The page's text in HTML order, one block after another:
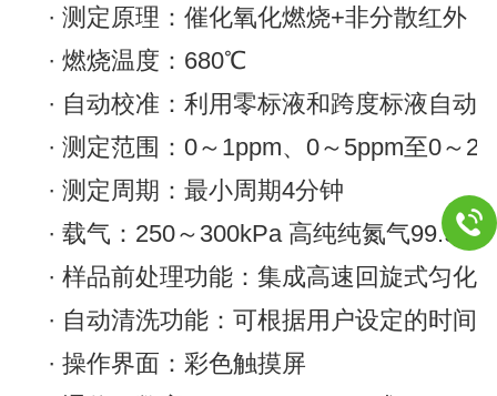
· 测定原理：催化氧化燃烧+非分散红外
· 燃烧温度：680℃
· 自动校准：利用零标液和跨度标液自动
· 测定范围：0～1ppm、0～5ppm至0～
· 测定周期：最小周期4分钟
· 载气：250～300kPa 高纯纯氮气
· 样品前处理功能：集成高速回旋式匀化
· 自动清洗功能：可根据用户设定的时间
· 操作界面：彩色触摸屏